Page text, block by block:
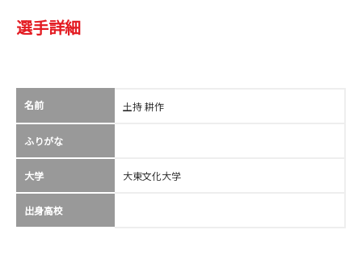
選手詳細
名前 土持 耕作
ふりがな
大学 大東文化大学
出身高校